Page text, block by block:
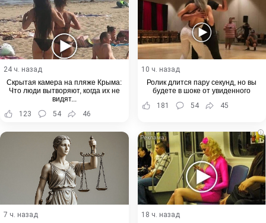
24 ч. назад
Скрытая камера на пляже Крыма:
Что люди вытворяют, когда их не
видят...
123
54 46
10 ч. назад
Ролик длится пару секунд, но вы
будете в шоке от увиденного
181
54 45
7 ч. назад
i
18 ч. назад